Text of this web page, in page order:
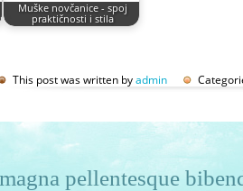
Muške novčanice - spoj
praktičnosti i stila
This post was written byadmin
pellentesque